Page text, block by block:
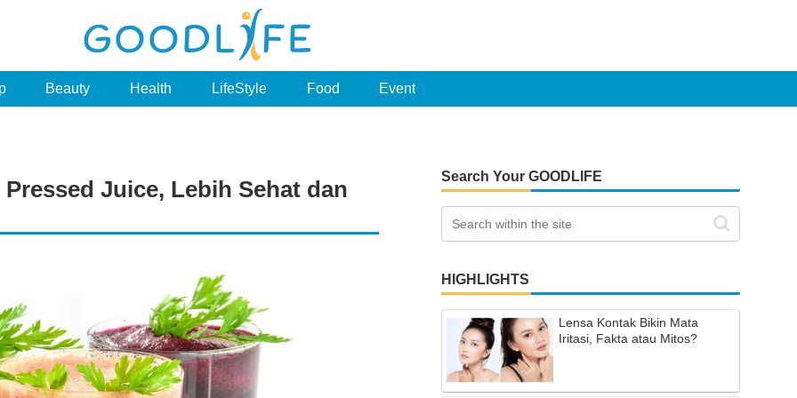
Beauty Health LifeStyle Food Event
Juice, Lebih Sehat dan
Search Your GOODLIFE
HIGHLIGHTS
Lensa Kontak Bikin Mata
Iritasi, Fakta atau Mitos?